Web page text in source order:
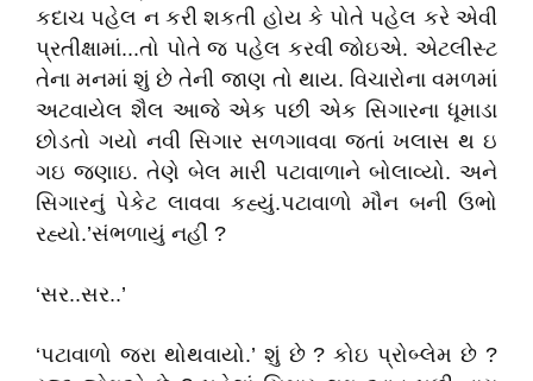
કદાચ પહેલ ન કરી શકતી હોય કે પોતે પહેલ કરે એવી
પ્રતીક્ષામાં...તો પોતે જ પહેલ કરવી જોઇએ. એટલીસ્ટ
તેના મનમાં શું છે તેની જાણ તો થાય. વિચારોના વમળમાં
અટવાયેલ શૈલ આજે એક પછી એક સિગારના ધૂમાડા
છોડતો ગયો નવી સિગાર સળગાવવા જતાં ખલાસ થ ઇ
ગઇ જણાઇ. તેણે બેલ મારી પટાવાળાને બોલાવ્યો. અને
સિગારનું પેકેટ લાવવા કહ્યું.પટાવાળો મૌન બની ઉભો
રહ્યો.’સંભળાયું નહીં ?
‘સર..સર..’
‘પટાવાળો જરા થોથવાયો.’ શું છે ? કોઇ પ્રોબ્લેમ છે ?